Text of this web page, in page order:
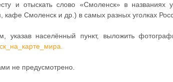
и отыскать слово «Смоленск» в названиях
Смоленск и др.) в самых разных уголках
указав населённый пункт, выложить
.
не предусмотрено.